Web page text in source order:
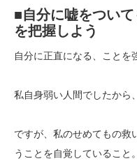
■自分に嘘をつい
を把握しよう
自分に正直になる、ことを
私自身弱い人間でしたから
ですが、私のせめてもの救
うことを自覚していること。